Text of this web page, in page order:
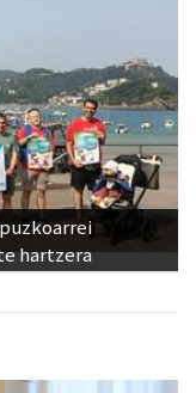
hartzera